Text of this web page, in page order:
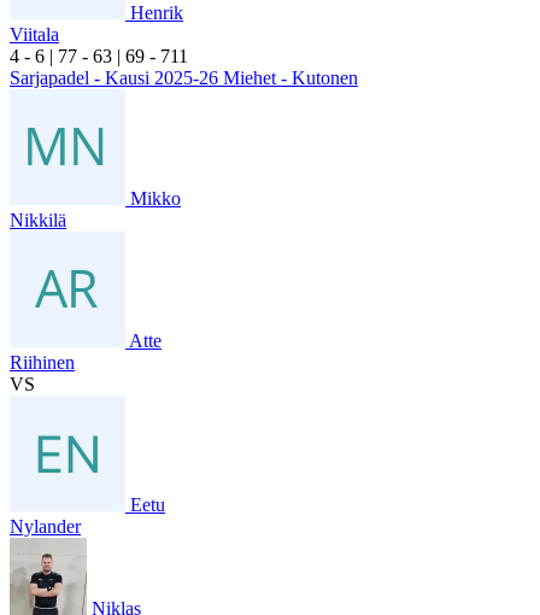
Henrik
Viitala
4 - 6 | 77 - 63 | 69 - 711
Sarjapadel - Kausi 2025-26 Miehet - Kutonen
Mikko
Nikkilä
Atte
Riihinen
VS
Eetu
Nylander
Niklas